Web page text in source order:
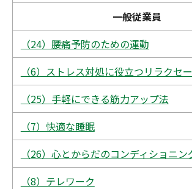
一般従業員
（24）腰痛予防のための運動
（6）ストレス対処に役立つリラクセ
（25）手軽にできる筋力アップ法
（7）快適な睡眠
（26）心とからだのコンディショニン
（8）テレワーク